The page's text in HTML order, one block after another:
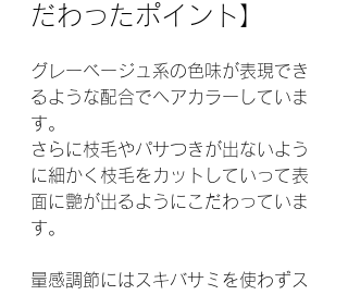
だわったポイント】
グレーベージュ系の色味が表現でき
るような配合でヘアカラーしていま
す。
さらに枝毛やパサつきが出ないよう
に細かく枝毛をカットしていって表
面に艶が出るようにこだわっていま
す。
量感調節にはスキバサミを使わずス